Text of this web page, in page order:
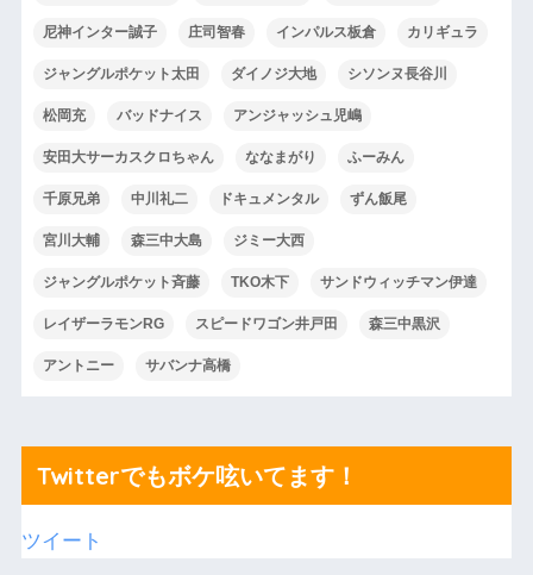
尼神インター誠子 庄司智春 インパルス板倉 カリギュラ
ジャングルポケット太田 ダイノジ大地 シソンヌ長谷川
松岡充 バッドナイス アンジャッシュ児嶋
安田大サーカスクロちゃん ななまがり ふーみん
千原兄弟 中川礼二 ドキュメンタル ずん飯尾
宮川大輔 森三中大島 ジミー大西
ジャングルポケット斉藤 TKO木下 サンドウィッチマン伊達
レイザーラモンRG スピードワゴン井戸田 森三中黒沢
アントニー サバンナ高橋
Twitterでもボケ呟いてます！
ツイート